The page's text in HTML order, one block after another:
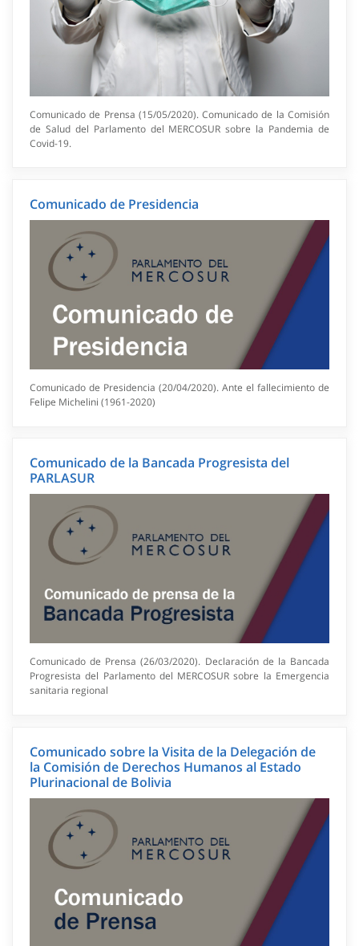
Comunicado de Prensa (15/05/2020). Comunicado de la Comisión
de Salud del Parlamento del MERCOSUR sobre la Pandemia de
Covid-19.
Comunicado de Presidencia
Comunicado de Presidencia (20/04/2020). Ante el fallecimiento de
Felipe Michelini (1961-2020)
Comunicado de la Bancada Progresista del
PARLASUR
Comunicado de Prensa (26/03/2020). Declaración de la Bancada
Progresista del Parlamento del MERCOSUR sobre la Emergencia
sanitaria regional
Comunicado sobre la Visita de la Delegación de
la Comisión de Derechos Humanos al Estado
Plurinacional de Bolivia